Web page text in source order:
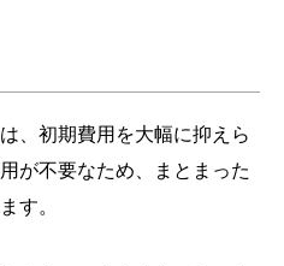
、初期費用を大幅に抑えら
が不要なため、まとまった
す。